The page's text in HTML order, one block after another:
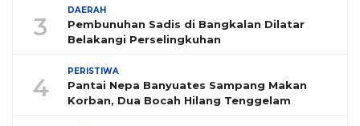
3
DAERAH
Pembunuhan Sadis di Bangkalan Dilatar
Belakangi Perselingkuhan
4
PERISTIWA
Pantai Nepa Banyuates Sampang Makan
Korban, Dua Bocah Hilang Tenggelam